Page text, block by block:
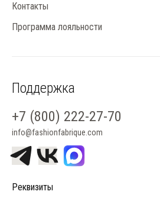
Контакты
Программа лояльности
Поддержка
+7 (800) 222-27-70
info@fashionfabrique.com
Реквизиты